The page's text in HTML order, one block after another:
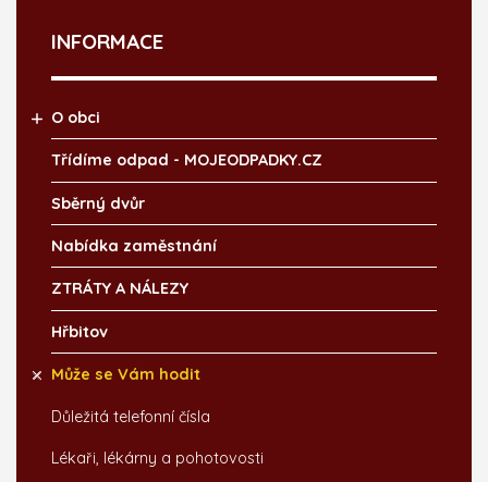
INFORMACE
O obci
Třídíme odpad - MOJEODPADKY.CZ
Sběrný dvůr
Nabídka zaměstnání
ZTRÁTY A NÁLEZY
Hřbitov
Může se Vám hodit
Důležitá telefonní čísla
Lékaři, lékárny a pohotovosti